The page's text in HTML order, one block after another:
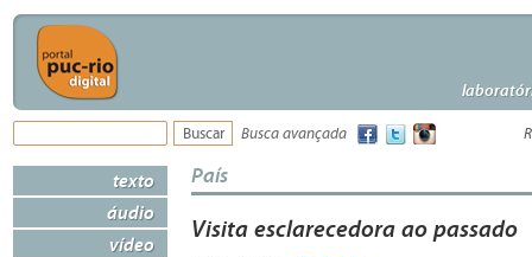
Busca avançada
texto
áudio
vídeo
País
Visita esclarecedora ao passado